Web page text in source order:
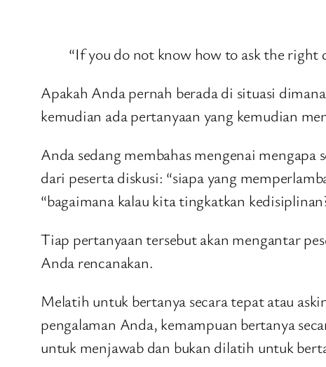
“If you do not know how to ask the
Apakah Anda pernah berada di situasi
kemudian ada pertanyaan yang kemudian
Anda sedang membahas mengenai
dari peserta diskusi: “siapa yang
“bagaimana kalau kita tingkatkan
Tiap pertanyaan tersebut akan mengantar
Anda rencanakan.
Melatih untuk bertanya secara tepat atau
pengalaman Anda, kemampuan bertanya
untuk menjawab dan bukan dilatih untuk